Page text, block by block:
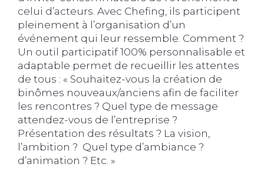
celui d’acteurs. Avec Chefing, ils participent
pleinement à l’organisation d’un
événement qui leur ressemble. Comment ?
Un outil participatif 100% personnalisable et
adaptable permet de recueillir les attentes
de tous : « Souhaitez-vous la création de
binômes nouveaux/anciens afin de faciliter
les rencontres ? Quel type de message
attendez-vous de l’entreprise ?
Présentation des résultats ? La vision,
l’ambition ? Quel type d’ambiance ?
d’animation ? Etc. »